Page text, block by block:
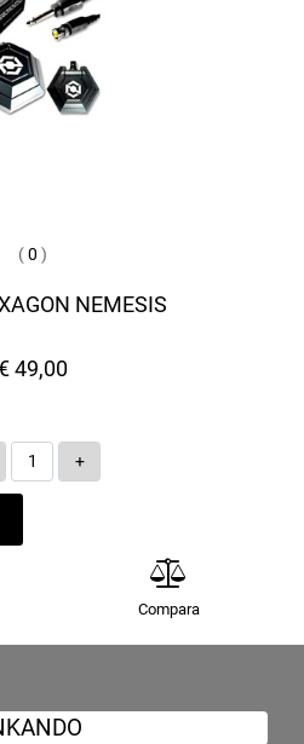
(0 )
NEMESIS
49,00
Quantità
Compara